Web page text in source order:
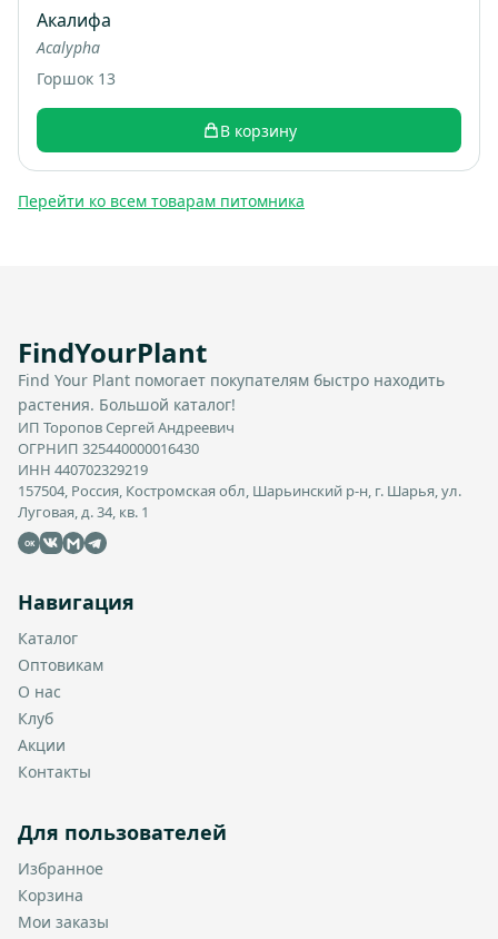
Акалифа
Acalypha
Горшок 13
В корзину
Перейти ко всем товарам питомника
FindYourPlant
Find Your Plant помогает покупателям быстро находить
растения. Большой каталог!
ИП Торопов Сергей Андреевич
ОГРНИП 325440000016430
ИНН 440702329219
157504, Россия, Костромская обл, Шарьинский р-н, г. Шарья, ул.
Луговая, д. 34, кв. 1
OK
Навигация
Каталог
Оптовикам
О нас
Клуб
Акции
Контакты
Для пользователей
Избранное
Корзина
Мои заказы